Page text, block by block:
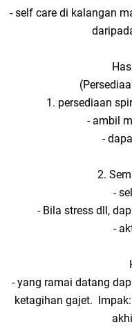
- self care di kalangan
1. persediaan
- ambil
-
2.
-
- Bila stress dll,
-
- yang ramai datang
ketagihan gajet.